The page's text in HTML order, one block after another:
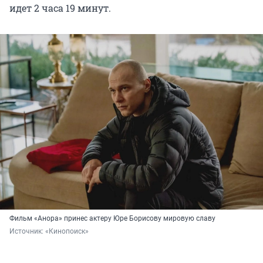
идет 2 часа 19 минут.
Фильм «Анора» принес актеру Юре Борисову мировую славу
Источник: «Кинопоиск»